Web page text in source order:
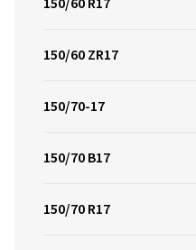
150/60 ZR17
150/70-17
150/70 B17
150/70 R17